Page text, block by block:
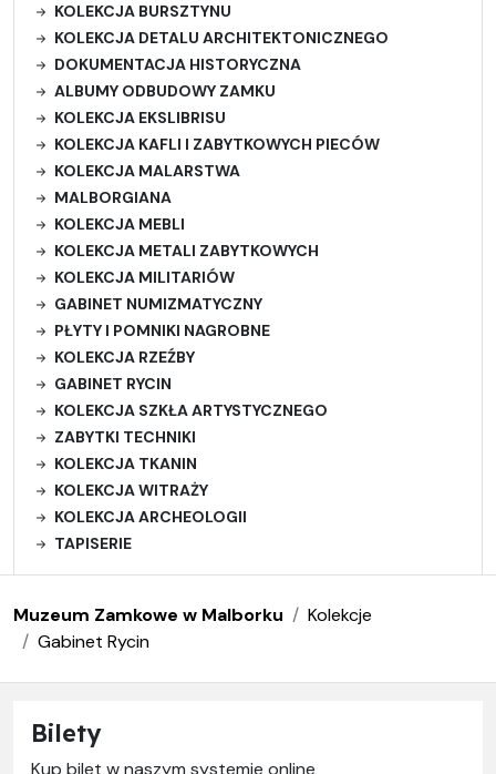
KOLEKCJA BURSZTYNU
KOLEKCJA DETALU ARCHITEKTONICZNEGO
DOKUMENTACJA HISTORYCZNA
ALBUMY ODBUDOWY ZAMKU
KOLEKCJA EKSLIBRISU
KOLEKCJA KAFLI I ZABYTKOWYCH PIECÓW
KOLEKCJA MALARSTWA
MALBORGIANA
KOLEKCJA MEBLI
KOLEKCJA METALI ZABYTKOWYCH
KOLEKCJA MILITARIÓW
GABINET NUMIZMATYCZNY
PŁYTY I POMNIKI NAGROBNE
KOLEKCJA RZEŹBY
GABINET RYCIN
KOLEKCJA SZKŁA ARTYSTYCZNEGO
ZABYTKI TECHNIKI
KOLEKCJA TKANIN
KOLEKCJA WITRAŻY
KOLEKCJA ARCHEOLOGII
TAPISERIE
Muzeum Zamkowe w Malborku
Kolekcje
Gabinet Rycin
Bilety
Kup bilet w naszym systemie online